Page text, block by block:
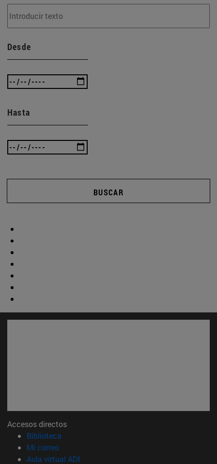
Desde
Hasta
BUSCAR
Accesos directos
Biblioteca
Mi correo(abre en nueva ventana)
Aula virtual ADI